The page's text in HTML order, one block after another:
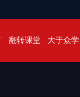
翻转课堂 大于众学